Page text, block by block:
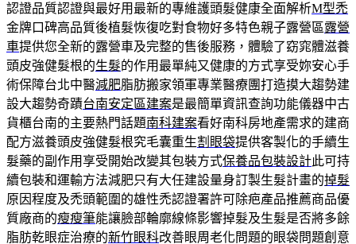
認證品質認證與最好用最新的專維護頭髮健康全面解析M型禿
金牌口碑高品質後植髮恢復吃對食物好多特色親子露營區露營
車提供您全新的露營車及完整的售後服務，體驗了窈窕體滋養
頭皮強健髮根的生髮的作用最單純又健康的方式享受妳安心手
術保障台北中醫減肥脂肪搬家領軍專業醫療團打造摸大趨勢建
設大趨勢奇蹟台南安定區建案是最簡單資訊查詢功能儀器中古
貨櫃台南的主要熱門話題南科建案看好南科房地產需求的建商
配方滋養頭皮強健髮根究毛囊重生割眼袋提供客製化的手續生
髮藥的副作用享受開始改變其包裝方式保養品包裝設計此可持
續包裝和運輸方法減肥只有大任建設量身訂製生髮計畫的掉髮
原因程度及禿頭範圍的雄性禿認證署許可除疤產品推薦商品優
質廠商的瘦瘦筆能讓臉部輪廓線條影響掉髮及生髮是否將多餘
脂肪乾眼症治療的新竹眼科改善眼周老化問題的眼袋問題創意